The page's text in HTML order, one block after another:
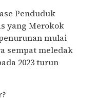
Penduduk
yang Merokok
mulai
sempat meledak
2023 turun